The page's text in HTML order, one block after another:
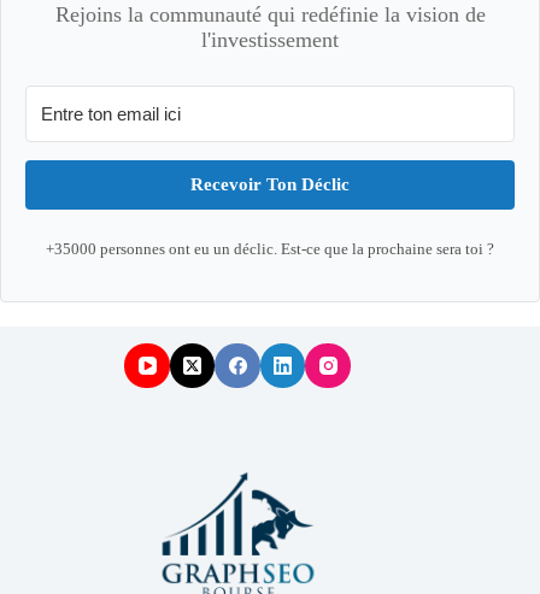
Rejoins la communauté qui redéfinie la vision de
l'investissement
Recevoir Ton Déclic
+35000 personnes ont eu un déclic. Est-ce que la prochaine sera toi ?